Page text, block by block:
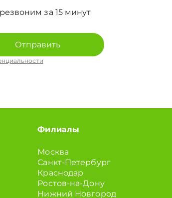
за 15 минут
Отправить
Филиалы
Москва
Санкт-Петербург
Краснодар
Ростов-на-Дону
Нижний Новгород